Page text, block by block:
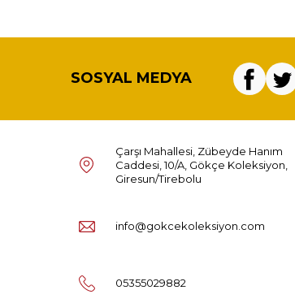
SOSYAL MEDYA
Çarşı Mahallesi, Zübeyde Hanım
Caddesi, 10/A, Gökçe Koleksiyon,
Giresun/Tirebolu
info@gokcekoleksiyon.com
05355029882